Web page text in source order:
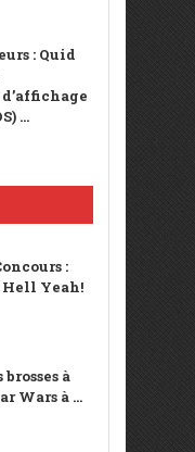
: Quid
...
:
Hell Yeah!
brosses à
Wars à ...